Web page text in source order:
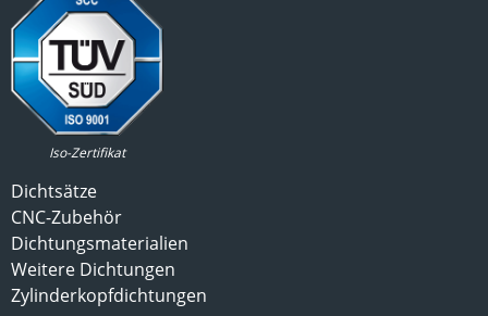
Iso-Zertifikat
Dichtsätze
CNC-Zubehör
Dichtungsmaterialien
Weitere Dichtungen
Zylinderkopfdichtungen